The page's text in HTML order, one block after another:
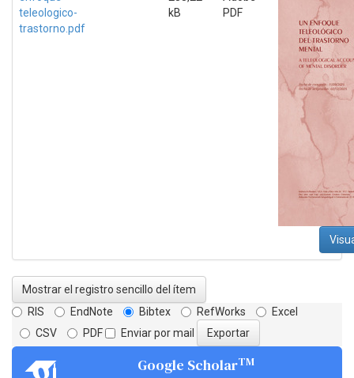
teleologico-
trastorno.pdf
kB
PDF
Mostrar el registro sencillo del ítem
RIS
EndNote Bibtex RefWorks
Excel
CSV
PDF Enviar por mail
Google ScholarTM